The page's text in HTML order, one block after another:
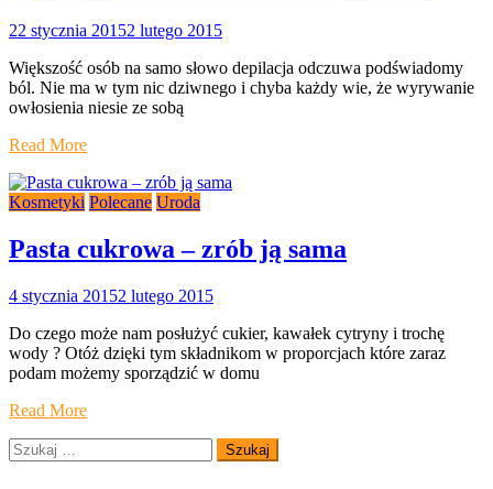
22 stycznia 20152 lutego 2015
Większość osób na samo słowo depilacja odczuwa podświadomy
ból. Nie ma w tym nic dziwnego i chyba każdy wie, że wyrywanie
owłosienia niesie ze sobą
Read More
Kosmetyki Polecane Uroda
Pasta cukrowa – zrób ją sama
4 stycznia 20152 lutego 2015
Do czego może nam posłużyć cukier, kawałek cytryny i trochę
wody ? Otóż dzięki tym składnikom w proporcjach które zaraz
podam możemy sporządzić w domu
Read More
Szukaj: